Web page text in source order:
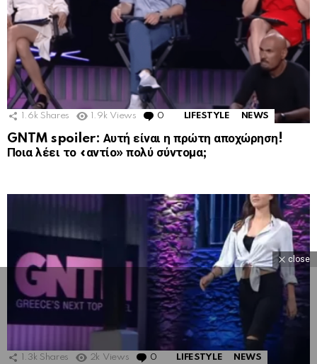
1.6k Shares 1.9k Views 0 Comments
LIFESTYLE NEWS
GNTM spoiler: Αυτή είναι η πρώτη αποχώρηση!
Ποια λέει το «αντίο» πολύ σύντομα;
1.3k Shares 2k Views 0 Comments
LIFESTYLE NEWS
close